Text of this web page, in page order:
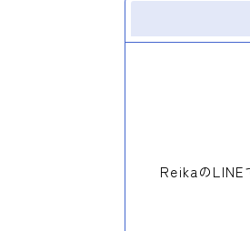
ReikaのLINE